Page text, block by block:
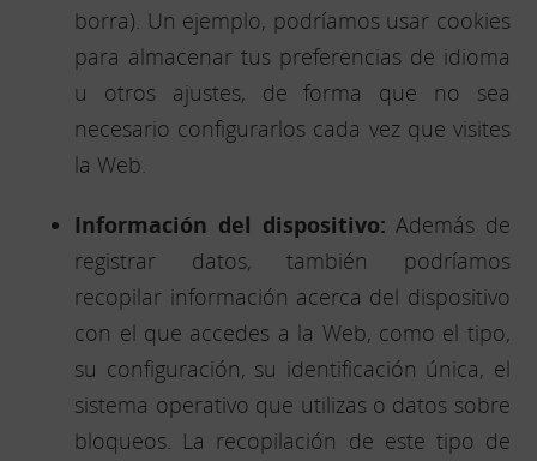
borra). Un ejemplo, podríamos usar cookies
para almacenar tus preferencias de idioma
u otros ajustes, de forma que no sea
necesario configurarlos cada vez que visites
la Web.
Información del dispositivo: Además de
registrar datos, también podríamos
recopilar información acerca del dispositivo
con el que accedes a la Web, como el tipo,
su configuración, su identificación única, el
sistema operativo que utilizas o datos sobre
bloqueos. La recopilación de este tipo de